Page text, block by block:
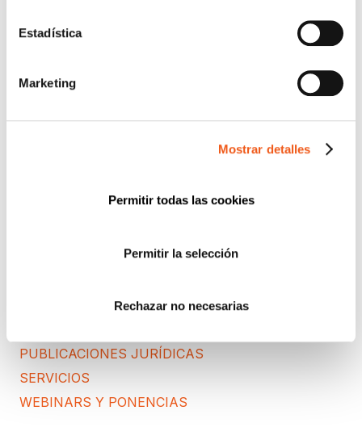
Estadística
Marketing
Mostrar detalles
Permitir todas las cookies
Permitir la selección
Rechazar no necesarias
CIBERSEGURIDAD
CONSULTORA RGPD
PUBLICACIONES JURÍDICAS
SERVICIOS
WEBINARS Y PONENCIAS